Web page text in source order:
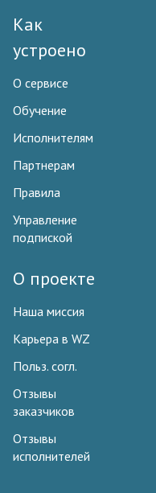
Как
устроено
О сервисе
Обучение
Исполнителям
Партнерам
Правила
Управление
подпиской
О проекте
Наша миссия
Карьера в WZ
Польз. согл.
Отзывы
заказчиков
Отзывы
исполнителей